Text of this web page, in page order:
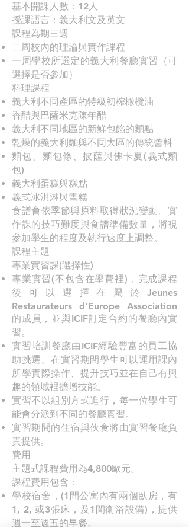
基本開課人數：12人
​授課語言：義大利文及英文
課程為期三週
二周校內的理論與實作課程
一周學校所選定的義大利餐廳實習（可
選擇是否參加）
料理課程
義大利不同產區的特級初榨橄欖油
香醋與巴薩米克陳年醋
義大利不同地區的新鮮包餡的麵點
乾燥的義大利麵與不同大區的傳統醬料
麵包、麵包條、披薩與佛卡夏(義式麵
包)
義大利蛋糕與糕點
義式冰淇淋與雪糕
食譜會依季節與原料取得狀況變動。實
作課的技巧難度與食譜準備數量，將視
參加學生的程度及執行速度上調整。
​課程主題
專業實習課(選擇性)
專業實習(不包含在學費裡)，完成課程
後可以選擇在屬於Jeunes
Restaurateurs d’Europe Association
的成員，並與ICIF訂定合約的餐廳內實
習。
實習培訓餐廳由ICIF經驗豐富的員工協
助挑選。在實習期間學生可以運用課內
所學實際操作、提升技巧並在自己有興
趣的領域裡擴增技能。
實習不以組別方式進行，每一位學生可
能會分派到不同的餐廳實習。
實習期間的住宿與伙食將由實習餐廳負
責提供。
費用
主題式課程費用為4,800歐元。
課程費用包含：
學校宿舍，(1間公寓內有兩個臥房，有
1, 2, 或3張床，及1間衛浴設備)，提供
週一至週五的早餐。